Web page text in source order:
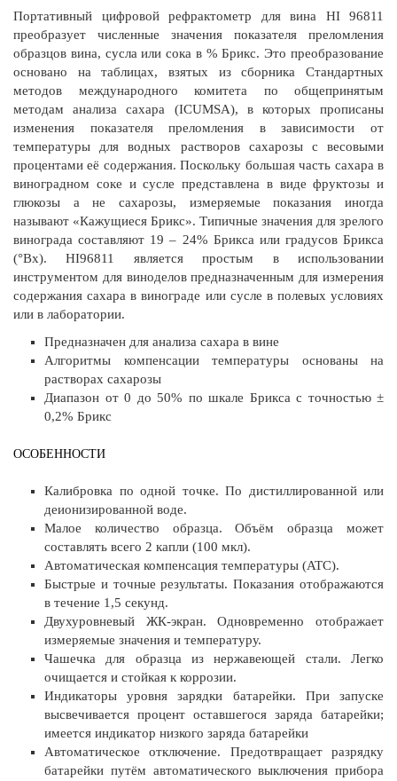
Портативный цифровой рефрактометр для вина HI 96811
преобразует численные значения показателя преломления
образцов вина, сусла или сока в % Брикс. Это преобразование
основано на таблицах, взятых из сборника Стандартных
методов международного комитета по общепринятым
методам анализа сахара (ICUMSA), в которых прописаны
изменения показателя преломления в зависимости от
температуры для водных растворов сахарозы с весовыми
процентами её содержания. Поскольку большая часть сахара в
виноградном соке и сусле представлена в виде фруктозы и
глюкозы а не сахарозы, измеряемые показания иногда
называют «Кажущиеся Брикс». Типичные значения для зрелого
винограда составляют 19 – 24% Брикса или градусов Брикса
(°Bx). HI96811 является простым в использовании
инструментом для виноделов предназначенным для измерения
содержания сахара в винограде или сусле в полевых условиях
или в лаборатории.
Предназначен для анализа сахара в вине
Алгоритмы компенсации температуры основаны на
растворах сахарозы
Диапазон от 0 до 50% по шкале Брикса с точностью ±
0,2% Брикс
ОСОБЕННОСТИ
Калибровка по одной точке. По дистиллированной или
деионизированной воде.
Малое количество образца. Объём образца может
составлять всего 2 капли (100 мкл).
Автоматическая компенсация температуры (ATC).
Быстрые и точные результаты. Показания отображаются
в течение 1,5 секунд.
Двухуровневый ЖК-экран. Одновременно отображает
измеряемые значения и температуру.
Чашечка для образца из нержавеющей стали. Легко
очищается и стойкая к коррозии.
Индикаторы уровня зарядки батарейки. При запуске
высвечивается процент оставшегося заряда батарейки;
имеется индикатор низкого заряда батарейки
Автоматическое отключение. Предотвращает разрядку
батарейки путём автоматического выключения прибора